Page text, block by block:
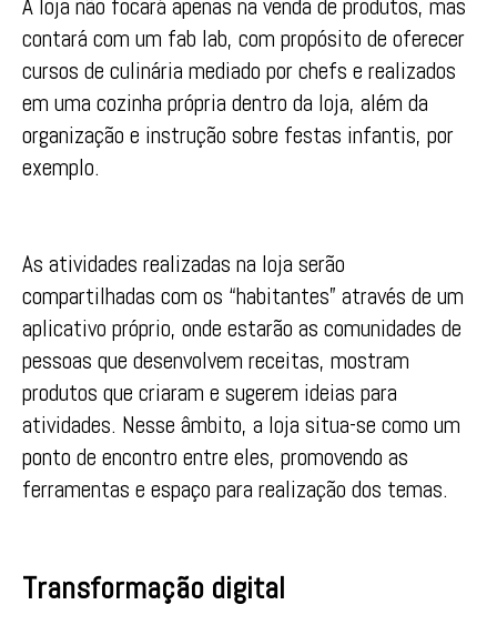
A loja não focará apenas na venda de produtos, mas
contará com um fab lab, com propósito de oferecer
cursos de culinária mediado por chefs e realizados
em uma cozinha própria dentro da loja, além da
organização e instrução sobre festas infantis, por
exemplo.
As atividades realizadas na loja serão
compartilhadas com os “habitantes” através de um
aplicativo próprio, onde estarão as comunidades de
pessoas que desenvolvem receitas, mostram
produtos que criaram e sugerem ideias para
atividades. Nesse âmbito, a loja situa-se como um
ponto de encontro entre eles, promovendo as
ferramentas e espaço para realização dos temas.
Transformação digital